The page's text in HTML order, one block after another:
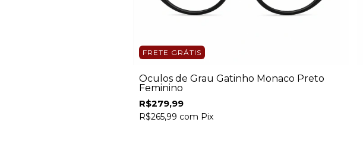
FRETE GRÁTIS
Óculos de Grau Gatinho Monaco Preto
Feminino
R$279,99
R$265,99 com Pix